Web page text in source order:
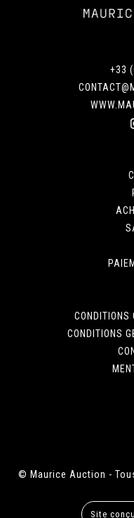
+33
CONDITIONS
CONDITIONS
© Maurice Auction -
Site